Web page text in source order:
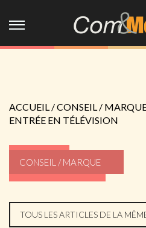
ACCUEIL /CONSEIL /
ENTRÉE EN TÉLÉVISION
CONSEIL / MARQUE
TOUS LES ARTICLES DE LA